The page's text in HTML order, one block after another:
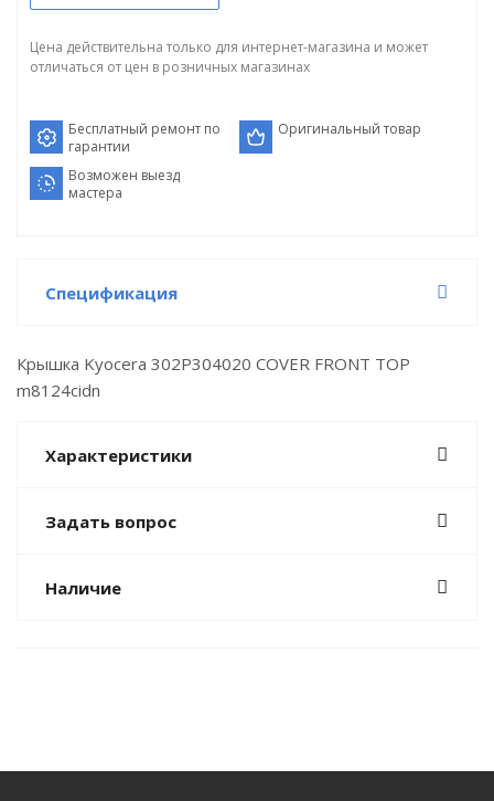
Цена действительна только для интернет-магазина и может
отличаться от цен в розничных магазинах
Бесплатный ремонт по
гарантии
Оригинальный товар
Возможен выезд
мастера
Спецификация
Крышка Kyocera 302P304020 COVER FRONT TOP
m8124cidn
Характеристики
Задать вопрос
Наличие